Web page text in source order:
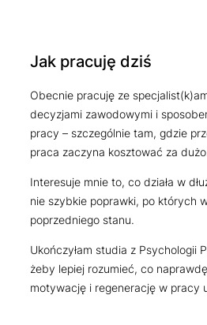
Jak pracuję dziś
Obecnie pracuję ze
decyzjami zawodowymi i
pracy – szczególnie tam, gdzie
praca zaczyna kosztować za
Interesuje mnie to, co działa w
nie szybkie poprawki, po których
poprzedniego stanu.
Ukończyłam studia z Psychologii
żeby lepiej rozumieć, co
motywację i regenerację w pracy